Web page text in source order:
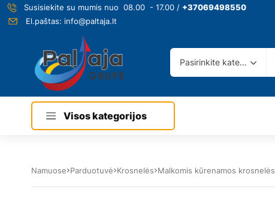
Susisiekite su mumis nuo 08.00 - 17.00 / +37069498550
El.paštas: info@paltaja.lt
Pasirinkite kategoriją
Visos kategorijos
Namuose Parduotuvė Krosnelės Malkomis kūrenamos krosnelės